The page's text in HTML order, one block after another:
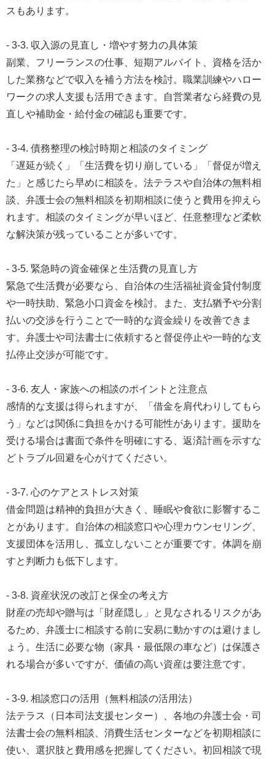
スもあります。
- 3-3. 収入源の見直し・増やす努力の具体策
副業、フリーランスの仕事、短期アルバイト、資格を活か
した業務などで収入を補う方法を検討。職業訓練やハロー
ワークの求人支援も活用できます。自営業者なら経費の見
直しや補助金・給付金の確認も重要です。
- 3-4. 債務整理の検討時期と相談のタイミング
「遅延が続く」「生活費を切り崩している」「督促が増え
た」と感じたら早めに相談を。法テラスや自治体の無料相
談、弁護士会の無料相談を初期相談に使うと費用を抑えら
れます。相談のタイミングが早いほど、任意整理など柔軟
な解決策が残っていることが多いです。
- 3-5. 緊急時の資金確保と生活費の見直し方
緊急で生活費が必要なら、自治体の生活福祉資金貸付制度
や一時扶助、緊急小口資金を検討。また、支払猶予や分割
払いの交渉を行うことで一時的な資金繰りを改善できま
す。弁護士や司法書士に依頼すると督促停止や一時的な支
払停止交渉が可能です。
- 3-6. 友人・家族への相談のポイントと注意点
感情的な支援は得られますが、「借金を肩代わりしてもら
う」などは関係に負担をかける可能性があります。援助を
受ける場合は書面で条件を明確にする、返済計画を示すな
どトラブル回避を心がけてください。
- 3-7. 心のケアとストレス対策
借金問題は精神的負担が大きく、睡眠や食欲に影響するこ
とがあります。自治体の相談窓口や心理カウンセリング、
支援団体を活用し、孤立しないことが重要です。体調を崩
すと判断力も低下します。
- 3-8. 資産状況の改訂と保全の考え方
財産の売却や贈与は「財産隠し」と見なされるリスクがあ
るため、弁護士に相談する前に安易に動かすのは避けまし
ょう。生活に必要な物（家具・最低限の車など）は保護さ
れる場合が多いですが、価値の高い資産は要注意です。
- 3-9. 相談窓口の活用（無料相談の活用法）
法テラス（日本司法支援センター）、各地の弁護士会・司
法書士会の無料相談、消費生活センターなどを初期相談に
使い、選択肢と費用感を把握してください。初回相談で現